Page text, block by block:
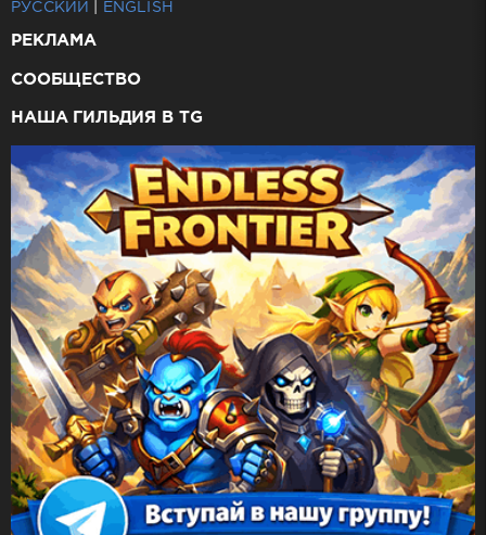
РУССКИЙ ENGLISH
РЕКЛАМА
СООБЩЕСТВО
НАША ГИЛЬДИЯ В TG